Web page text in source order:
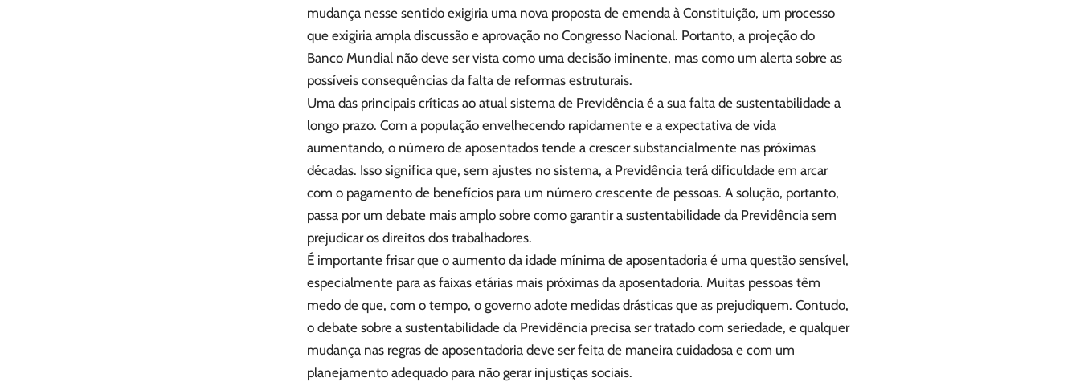
mudança nesse sentido exigiria uma nova proposta de emenda à Constituição, um processo
que exigiria ampla discussão e aprovação no Congresso Nacional. Portanto, a projeção do
Banco Mundial não deve ser vista como uma decisão iminente, mas como um alerta sobre as
possíveis consequências da falta de reformas estruturais.
Uma das principais críticas ao atual sistema de Previdência é a sua falta de sustentabilidade a
longo prazo. Com a população envelhecendo rapidamente e a expectativa de vida
aumentando, o número de aposentados tende a crescer substancialmente nas próximas
décadas. Isso significa que, sem ajustes no sistema, a Previdência terá dificuldade em arcar
com o pagamento de benefícios para um número crescente de pessoas. A solução, portanto,
passa por um debate mais amplo sobre como garantir a sustentabilidade da Previdência sem
prejudicar os direitos dos trabalhadores.
É importante frisar que o aumento da idade mínima de aposentadoria é uma questão sensível,
especialmente para as faixas etárias mais próximas da aposentadoria. Muitas pessoas têm
medo de que, com o tempo, o governo adote medidas drásticas que as prejudiquem. Contudo,
o debate sobre a sustentabilidade da Previdência precisa ser tratado com seriedade, e qualquer
mudança nas regras de aposentadoria deve ser feita de maneira cuidadosa e com um
planejamento adequado para não gerar injustiças sociais.